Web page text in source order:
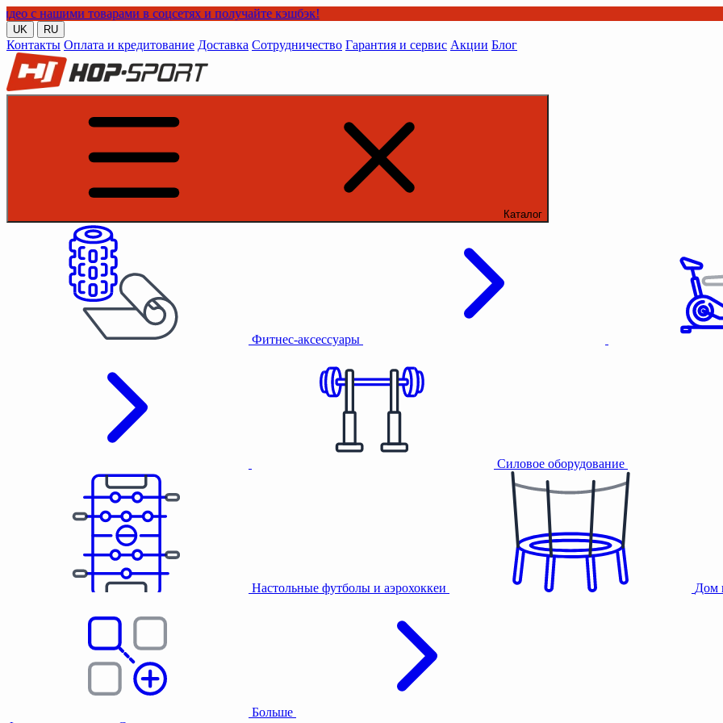
в соцсетях и получайте кэшбэк!
UK RU
Контакты Оплата и кредитование Доставка Сотрудничество Гарантия и сервис Акции Блог
Каталог
Фитнес-аксессуары
Силовое оборудование
Настольные футболы и аэрохоккеи Дом
Больше